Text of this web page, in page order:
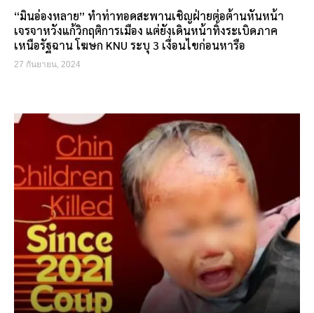
“มินอ่องหลาย” ทำท่าทอดสะพานเชิญฝ่ายต่อต้านหันหน้า
เจรจาหวังแก้วิกฤติการเมือง แต่ยังเดินหน้าทิ้งระเบิดภาค
เหนือรัฐฉาน โฆษก KNU ระบุ 3 เงื่อนไขก่อนหารือ
27 กันยายน, 2024